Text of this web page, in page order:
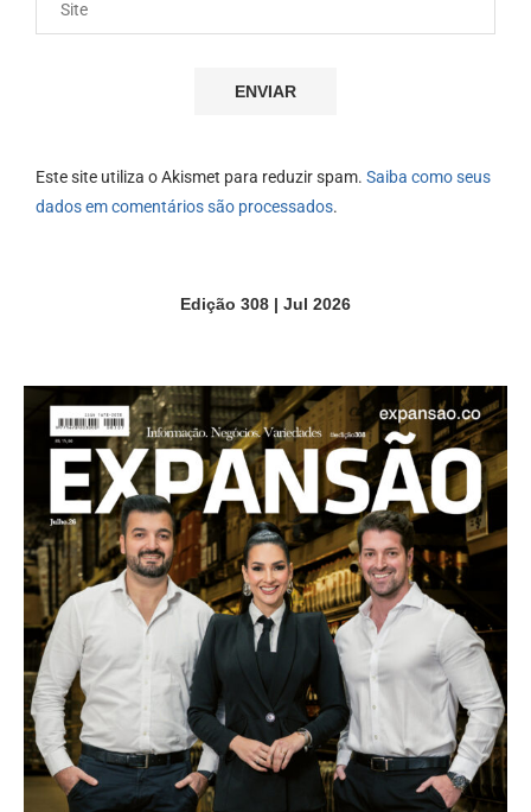
Este site utiliza o Akismet para reduzir spam. Saiba como seus
dados em comentários são processados.
Edição 308 | Jul 2026